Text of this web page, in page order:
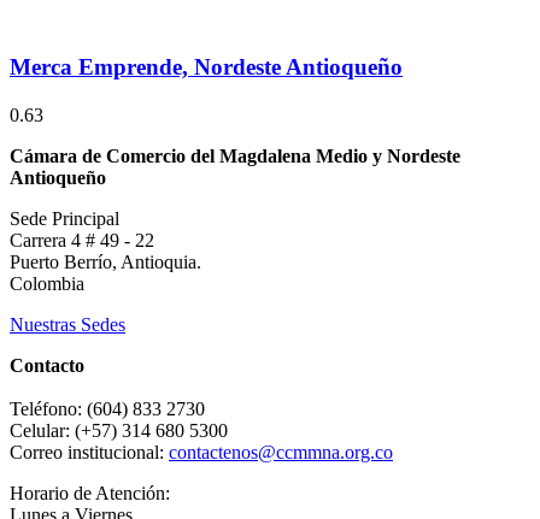
Merca Emprende, Nordeste Antioqueño
Cámara de Comercio del Magdalena Medio y Nordeste
Antioqueño
Sede Principal
Carrera 4 # 49 - 22
Puerto Berrío, Antioquia.
Colombia
Nuestras Sedes
Contacto
Teléfono: (604) 833 2730
Celular: (+57) 314 680 5300
Correo institucional: contactenos@ccmmna.org.co
Horario de Atención:
Lunes a Viernes